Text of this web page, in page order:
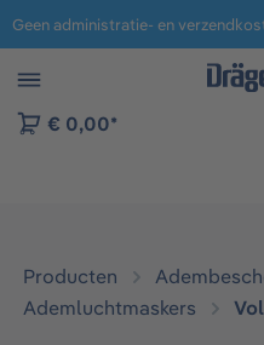
naar navigatie B2B-
€ 0,00*
Producten
Ademluchtmaskers